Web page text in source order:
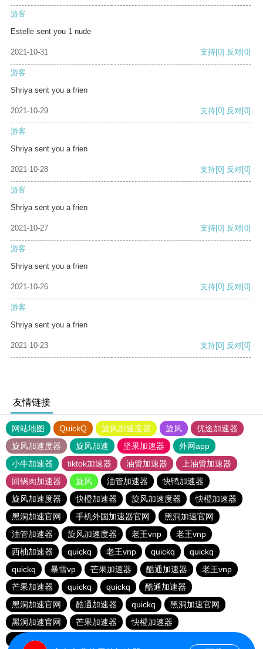
游客
Estelle sent you 1 nude
2021-10-31 支持[0] 反对[0]
游客
Shriya sent you a frien
2021-10-29 支持[0] 反对[0]
游客
Shriya sent you a frien
2021-10-28 支持[0] 反对[0]
游客
Shriya sent you a frien
2021-10-27 支持[0] 反对[0]
游客
Shriya sent you a frien
2021-10-26 支持[0] 反对[0]
游客
Shriya sent you a frien
2021-10-23 支持[0] 反对[0]
友情链接
网站地图 QuickQ 旋风加速度器 旋风
优途加速器
旋风加速度器
旋风加速 坚果加速器
外网app
小牛加速器
tiktok加速器 油管加速器
上油管加速器
回锅肉加速器
旋风 油管加速器
快鸭加速器
旋风加速度器
快橙加速器 旋风加速度器
快橙加速器
黑洞加速官网
手机外国加速器官网
黑洞加速官网
油管加速器
旋风加速度器 老王vnp
老王vnp
西柚加速器
quickq 老王vnp quickq
quickq
quickq
暴雪vp 芒果加速器 酷通加速器
老王vnp
芒果加速器
quickq quickq
酷通加速器
黑洞加速官网
酷通加速器 quickq
黑洞加速官网
黑洞加速官网
芒果加速器
快橙加速器
小猫咪ciash加速器